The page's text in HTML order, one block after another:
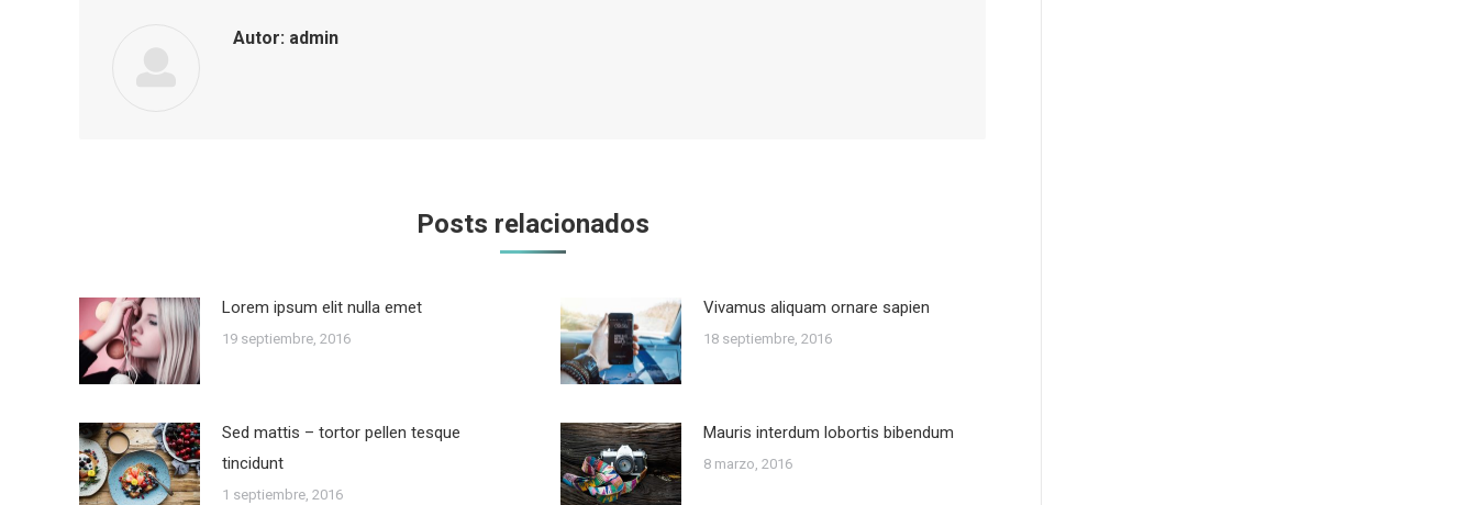
Autor: admin
Posts relacionados
Lorem ipsum elit nulla emet
19 septiembre, 2016
Vivamus aliquam ornare sapien
18 septiembre, 2016
Sed mattis – tortor pellen tesque
tincidunt
1 septiembre, 2016
Mauris interdum lobortis bibendum
8 marzo, 2016